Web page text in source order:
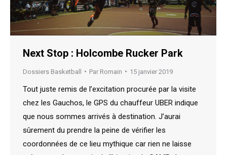
Next Stop : Holcombe Rucker Park
Dossiers Basketball Par Romain 15 janvier 2019
Tout juste remis de l’excitation procurée par la visite
chez les Gauchos, le GPS du chauffeur UBER indique
que nous sommes arrivés à destination. J’aurai
sûrement du prendre la peine de vérifier les
coordonnées de ce lieu mythique car rien ne laisse